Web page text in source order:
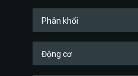
Phân khối
Động cơ